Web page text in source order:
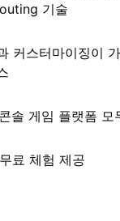
기술
커스터마이징이
솔 게임 플랫폼 모
료 체험 제공